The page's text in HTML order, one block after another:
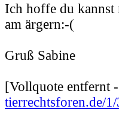
Ich hoffe du kannst
am ärgern:-(
Gruß Sabine
[Vollquote entfernt
tierrechtsforen.de/